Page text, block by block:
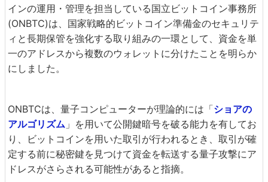
インの運用・管理を担当している国立ビットコイン事務所
(ONBTC)は、国家戦略的ビットコイン準備金のセキュリテ
ィと長期保管を強化する取り組みの一環として、資金を単
一のアドレスから複数のウォレットに分けたことを明らか
にしました。
ONBTCは、量子コンピューターが理論的には「ショアの
アルゴリズム 」を用いて公開鍵暗号を破る能力を有してお
り、ビットコインを用いた取引が行われるとき、取引が確
定する前に秘密鍵を見つけて資金を転送する量子攻撃にア
ドレスがさらされる可能性があると指摘。